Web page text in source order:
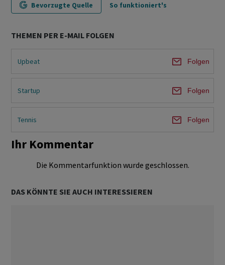
Bevorzugte Quelle So funktioniert's
THEMEN PER E-MAIL FOLGEN
Upbeat Folgen
Startup Folgen
Tennis Folgen
Ihr Kommentar
Die Kommentarfunktion wurde geschlossen.
DAS KÖNNTE SIE AUCH INTERESSIEREN